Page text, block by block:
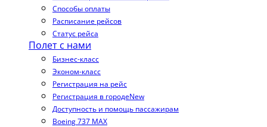
Способы оплаты
Расписание рейсов
Статус рейса
Полет с нами
Бизнес-класс
Эконом-класс
Регистрация на рейс
Регистрация в городеNew
Доступность и помощь пассажирам
Boeing 737 MAX